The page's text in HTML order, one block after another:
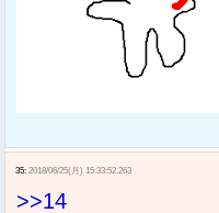
35: 2018/06/25(月) 15:33:52.263
>>14